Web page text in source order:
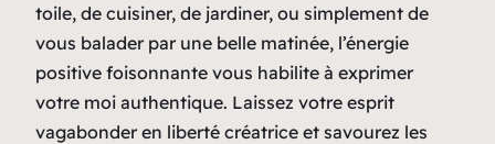
toile, de cuisiner, de jardiner, ou simplement de
vous balader par une belle matinée, l’énergie
positive foisonnante vous habilite à exprimer
votre moi authentique. Laissez votre esprit
vagabonder en liberté créatrice et savourez les